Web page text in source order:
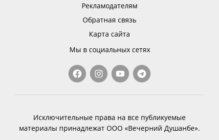
Рекламодателям
Обратная связь
Карта сайта
Мы в социальных сетях
Исключительные права на все публикуемые
материалы принадлежат ООО «Вечерний Душанбе».